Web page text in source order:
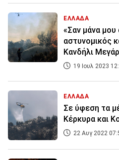
ΕΛΛΑΔΑ
«Σαν μάνα μου
αστυνομικός
Κανδήλι
19 Ιουλ 2023
ΕΛΛΑΔΑ
Σε ύφεση τα
Κέρκυρα και
22 Αυγ 2022